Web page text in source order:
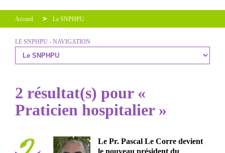
Accueil Le SNPHPU
LE SNPHPU - NAVIGATION
2 résultat(s) pour «
Praticien hospitalier »
Le Pr. Pascal Le Corre devient
le nouveau président du